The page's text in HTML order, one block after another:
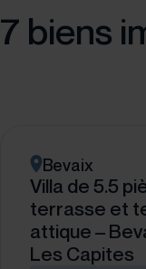
7 biens
Bevaix
Villa de 5.5
terrasse et
attique –
Les Capites